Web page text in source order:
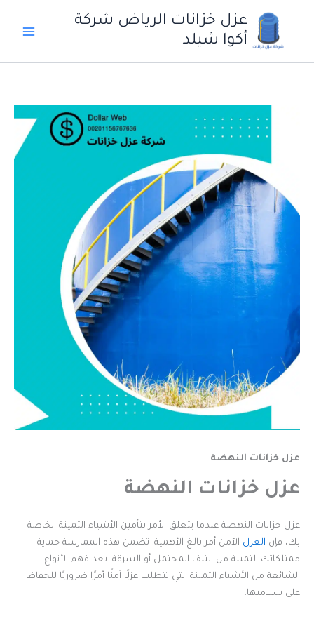
عزل خزانات الرياض شركة
أكوا شيلد
عزل خزانات النهضة
عزل خزانات النهضة
عزل خزانات النهضة عندما يتعلق الأمر بتأمين الأشياء الثمينة الخاصة
بك، فإن العزل الآمن أمر بالغ الأهمية. تضمن هذه الممارسة حماية
ممتلكاتك الثمينة من التلف المحتمل أو السرقة. يعد فهم الأنواع
الشائعة من الأشياء الثمينة التي تتطلب عزلًا آمنًا أمرًا ضروريًا للحفاظ
على سلامتها.